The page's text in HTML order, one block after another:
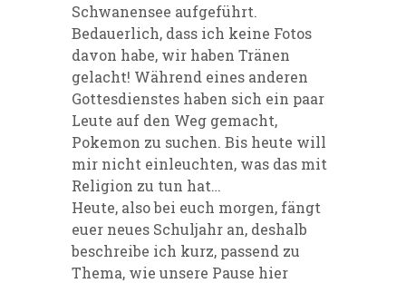
Schwanensee aufgeführt.
Bedauerlich, dass ich keine Fotos
davon habe, wir haben Tränen
gelacht! Während eines anderen
Gottesdienstes haben sich ein paar
Leute auf den Weg gemacht,
Pokemon zu suchen. Bis heute will
mir nicht einleuchten, was das mit
Religion zu tun hat…
Heute, also bei euch morgen, fängt
euer neues Schuljahr an, deshalb
beschreibe ich kurz, passend zu
Thema, wie unsere Pause hier